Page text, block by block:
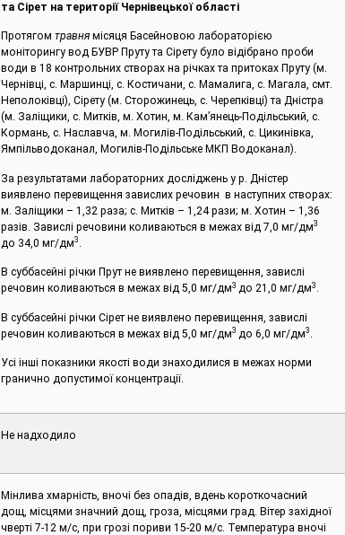
та Сірет на території Чернівецької області
Протягомтравня місяця Басейновою лабораторією
моніторингу вод БУВР Пруту та Сірету було відібрано проби
води в 18 контрольних створах на річках та притоках Пруту (м.
Чернівці, c. Маршинці, с. Костичани, с. Мамалига, с. Магала, смт.
Неполоківці), Сірету (м. Сторожинець, с. Черепківці) та Дністра
(м. Заліщики, с. Митків, м. Хотин, м. Кам’янець-Подільський, с.
Кормань, с. Наславча, м. Могилів-Подільський, с. Цикинівка,
Ямпільводоканал, Могилів-Подільське МКП Водоканал).
За результатами лабораторних досліджень у р. Дністер
виявлено перевищення завислих речовин в наступних створах:
м. Заліщики – 1,32 раза; с. Митків ­­– 1,24 рази; м. Хотин ­– 1,36
разів. Завислі речовини коливаються в межах від 7,0 мг/дм3
до 34,0 мг/дм3
В суббасейні річки Прут не виявлено перевищення, завислі
речовин коливаються в межах від 5,0 мг/дм3 до 21,0 мг/дм3 .
В суббасейні річки Сірет не виявлено перевищення, завислі
речовин коливаються в межах від 5,0 мг/дм3 до 6,0 мг/дм3
Усі інші показники якості води знаходилися в межах норми
гранично допустимої концентрації.
Не надходило
Мінлива хмарність, вночі без опадів, вдень короткочасний
дощ, місцями значний дощ, гроза, місцями град. Вітер західної
чверті 7-12 м/с, при грозі пориви 15-20 м/с. Температура вночі